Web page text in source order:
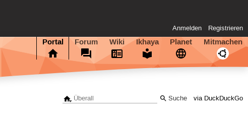
Anmelden Registrieren
Portal Forum Wiki Ikhaya Planet Mitmachen
via DuckDuckGo